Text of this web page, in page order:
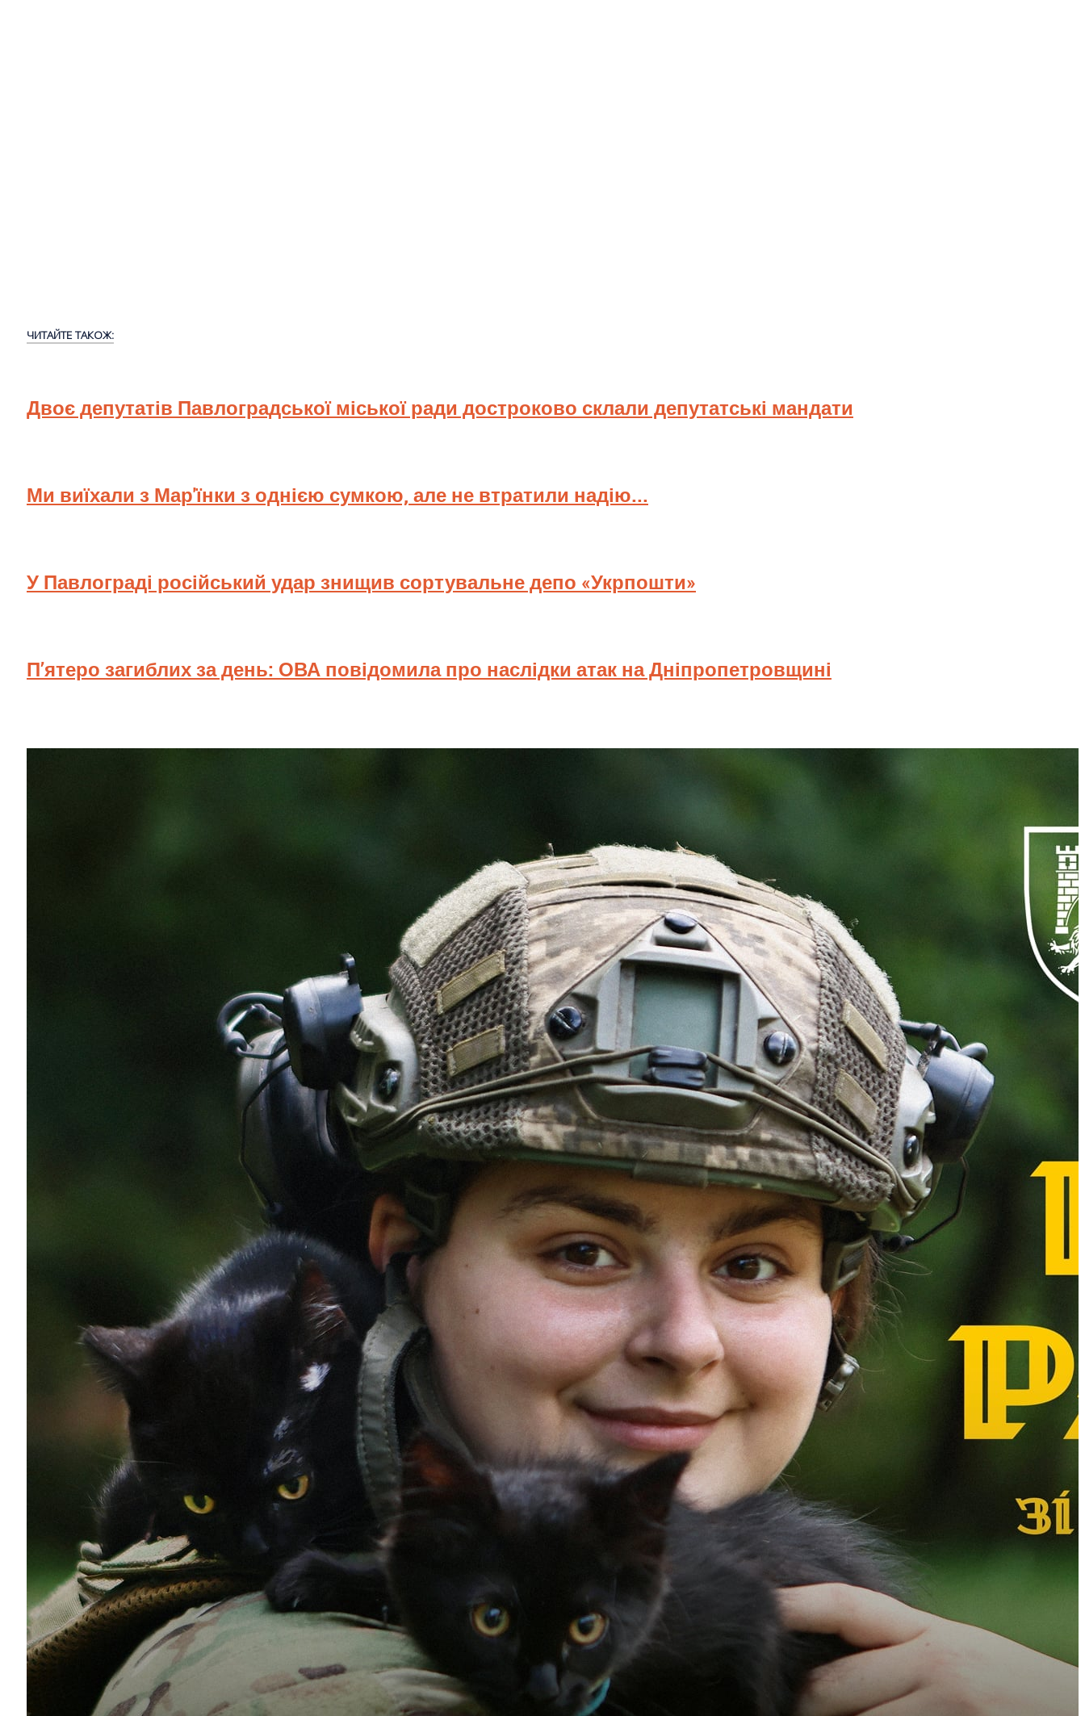
ЧИТАЙТЕ ТАКОЖ:
Двоє депутатів Павлоградської міської ради достроково склали депутатські мандати
Ми виїхали з Мар'їнки з однією сумкою, але не втратили надію...
У Павлограді російський удар знищив сортувальне депо «Укрпошти»
П’ятеро загиблих за день: ОВА повідомила про наслідки атак на Дніпропетровщині